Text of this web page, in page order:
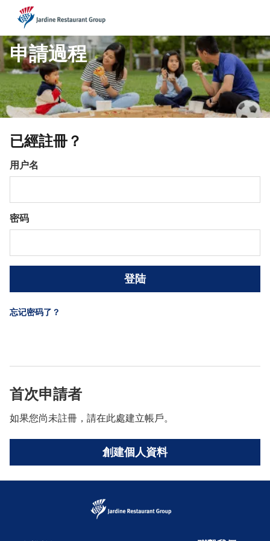
JRG
申請過程
已經註冊？
登录
用户名
密码
登陆
忘记密码了？
首次申請者
如果您尚未註冊，請在此處建立帳戶。
創建個人資料